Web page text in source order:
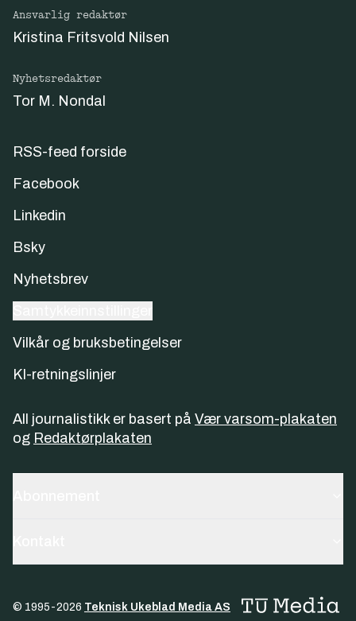
Ansvarlig redaktør
Kristina Fritsvold Nilsen
Nyhetsredaktør
Tor M. Nondal
RSS-feed forside
Facebook
Linkedin
Bsky
Nyhetsbrev
Vilkår og bruksbetingelser
KI-retningslinjer
All journalistikk er basert på Vær varsom-plakaten
og Redaktørplakaten
© 1995-2026 Teknisk Ukeblad Media AS